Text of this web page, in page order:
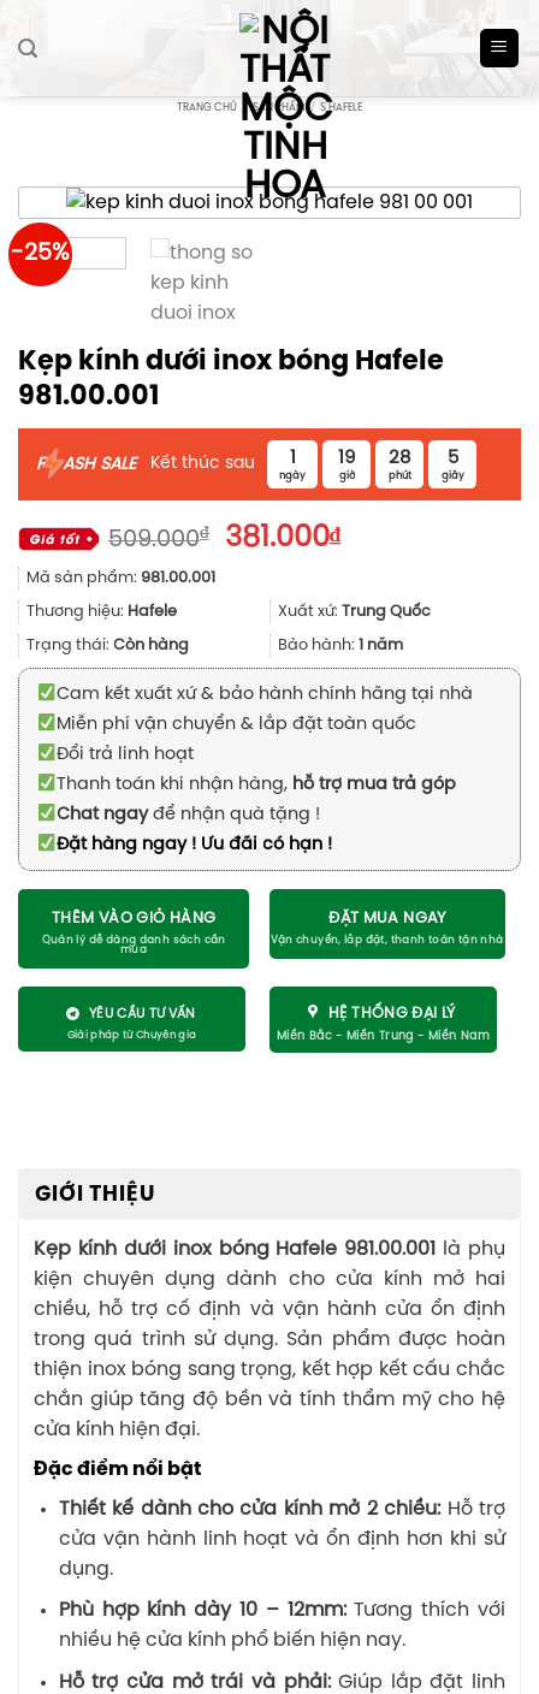
TRANG CHỦ / SẢN PHẨM / S HAFELE
-25%
Kẹp kính dưới inox bóng Hafele
981.00.001
F ASH SALE Kết thúc sau 1
ngày
19
giờ
28
phút
5
giây
509.000₫
Giá
509.000₫.
381.000₫Giá
là:
381.000₫.
Mã sản phẩm: 981.00.001
Thương hiệu: Hafele Xuất xứ: Trung Quốc
Trạng thái: Còn hàng Bảo hành: 1 năm
Cam kết xuất xứ & bảo hành chính hãng tại nhà
Miễn phí vận chuyển & lắp đặt toàn quốc
Đổi trả linh hoạt
Thanh toán khi nhận hàng, hỗ trợ mua trả góp
Chat ngayđể nhận quà tặng !
Đặt hàng ngay ! Ưu đãi có hạn !
THÊM VÀO GIỎ HÀNG ĐẶT MUA NGAY
YÊU CẦU TƯ VẤN HỆ THỐNG ĐẠI LÝ
GIỚI THIỆU
Kẹp kính dưới inox bóng Hafele 981.00.001
là phụ
kiện chuyên dụng dành cho cửa kính mở hai
chiều, hỗ trợ cố định và vận hành cửa ổn định
trong quá trình sử dụng. Sản phẩm được hoàn
thiện inox bóng sang trọng, kết hợp kết cấu chắc
chắn giúp tăng độ bền và tính thẩm mỹ cho hệ
cửa kính hiện đại.
Đặc điểm nổi bật
Thiết kế dành cho cửa kính mở 2 chiều: Hỗ trợ
cửa vận hành linh hoạt và ổn định hơn khi sử
dụng.
Phù hợp kính dày 10 – 12mm:Tương thích với
nhiều hệ cửa kính phổ biến hiện nay.
Hỗ trợ cửa mở trái và phải:Giúp lắp đặt linh